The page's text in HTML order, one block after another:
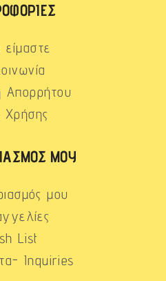
είμαστε
Απορρήτου
Χρήσης
ΜΟΥ
μου
List
Inquiries